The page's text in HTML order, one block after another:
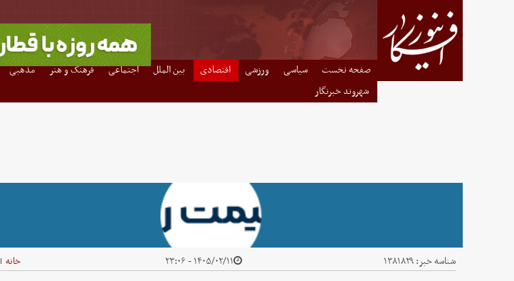
صفحه نخست سیاسی ورزشی اقتصادی بین الملل اجتماعی فرهنگ و هنر مذهبی
شهروند خبرنگار
شناسه خبر:۱۳۸۱۸۲۹ ۱۴۰۵/۰۲/۱۱ - ۲۳:۰۶ خانه |